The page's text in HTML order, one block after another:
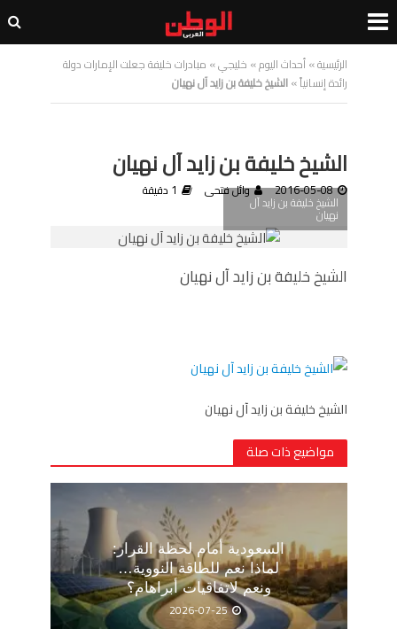
الرئيسية»أحداث اليوم» خليجي» مبادرات خليفة جعلت الإمارات دولة
رائدة إنسانياً»الشيخ خليفة بن زايد آل نهيان
الشيخ خليفة بن زايد آل نهيان
2016-05-08 وائل فتحى 1 دقيقة
الشيخ خليفة بن زايد آل
نهيان
الشيخ خليفة بن زايد آل نهيان
الشيخ خليفة بن زايد آل نهيان
مواضيع ذات صلة
السعودية أمام لحظة القرار:
لماذا نعم للطاقة النووية…
ونعم لاتفاقيات أبراهام؟
2026-07-25